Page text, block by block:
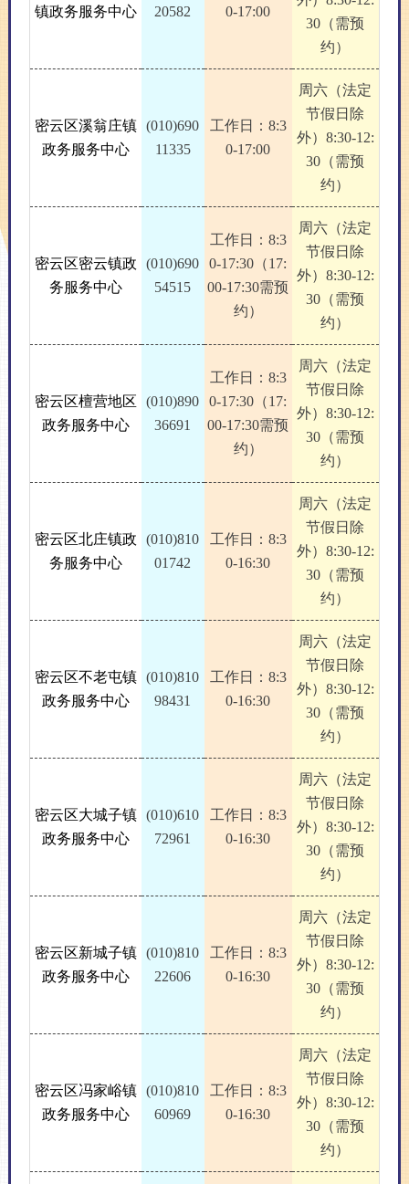
镇政务服务中心
20582
0-17:00
30（需预
约）
密云区溪翁庄镇
政务服务中心
(010)690
11335
工作日：8:3
0-17:00
周六（法定
节假日除
外）8:30-12:
30（需预
约）
密云区密云镇政
务服务中心
(010)690
54515
工作日：8:3
0-17:30（17:
00-17:30需预
约）
周六（法定
节假日除
外）8:30-12:
30（需预
约）
密云区檀营地区
政务服务中心
(010)890
36691
工作日：8:3
0-17:30（17:
00-17:30需预
约）
周六（法定
节假日除
外）8:30-12:
30（需预
约）
密云区北庄镇政
务服务中心
(010)810
01742
工作日：8:3
0-16:30
周六（法定
节假日除
外）8:30-12:
30（需预
约）
密云区不老屯镇
政务服务中心
(010)810
98431
工作日：8:3
0-16:30
周六（法定
节假日除
外）8:30-12:
30（需预
约）
密云区大城子镇
政务服务中心
(010)610
72961
工作日：8:3
0-16:30
周六（法定
节假日除
外）8:30-12:
30（需预
约）
密云区新城子镇
政务服务中心
(010)810
22606
工作日：8:3
0-16:30
周六（法定
节假日除
外）8:30-12:
30（需预
约）
密云区冯家峪镇
政务服务中心
(010)810
60969
工作日：8:3
0-16:30
周六（法定
节假日除
外）8:30-12:
30（需预
约）